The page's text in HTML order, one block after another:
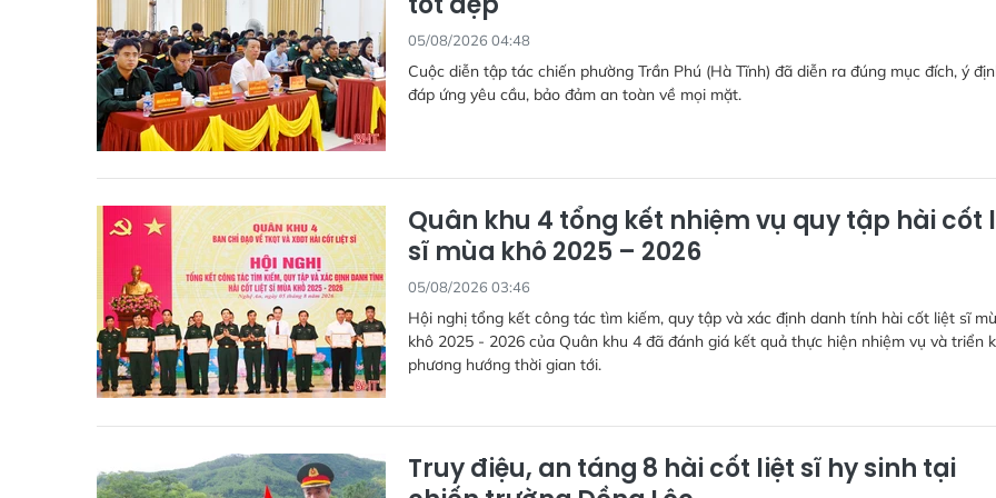
05/08/2026 04:48
Cuộc diễn tập tác chiến phường Trần Phú (Hà Tĩnh) đã diễn ra đúng mục đích, ý
đáp ứng yêu cầu, bảo đảm an toàn về mọi mặt.
Quân khu 4 tổng kết nhiệm vụ quy tập hài cốt
sĩ mùa khô 2025 – 2026
05/08/2026 03:46
Hội nghị tổng kết công tác tìm kiếm, quy tập và xác định danh tính hài cốt liệt sĩ
khô 2025 - 2026 của Quân khu 4 đã đánh giá kết quả thực hiện nhiệm vụ và triển
phương hướng thời gian tới.
Truy điệu, an táng 8 hài cốt liệt sĩ hy sinh tại